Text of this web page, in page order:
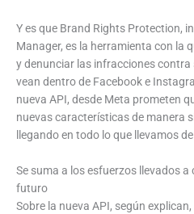
Y es que Brand Rights Protection,
Manager, es la herramienta con la
y denunciar las infracciones
vean dentro de Facebook e
nueva API, desde Meta prometen
nuevas características de manera
llegando en todo lo que llevamos
Se suma a los esfuerzos llevados a
futuro
Sobre la nueva API, según